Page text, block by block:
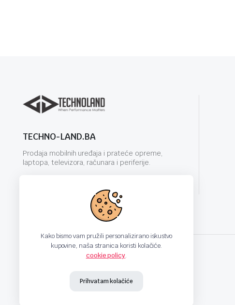
TECHNO-LAND.BA
Prodaja mobilnih uređaja i prateće opreme,
laptopa, televizora, računara i periferije.
Kako bismo vam pružili personalizirano iskustvo
kupovine, naša stranica koristi kolačiće.
cookie policy.
Prihvatam kolačiće